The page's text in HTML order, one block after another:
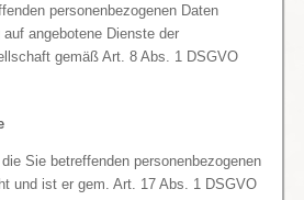
personenbezogenen Daten
angebotene Dienste der
gemäß Art. 8 Abs. 1 DSGVO
Sie betreffenden personenbezogenen
und ist er gem. Art. 17 Abs. 1 DSGVO